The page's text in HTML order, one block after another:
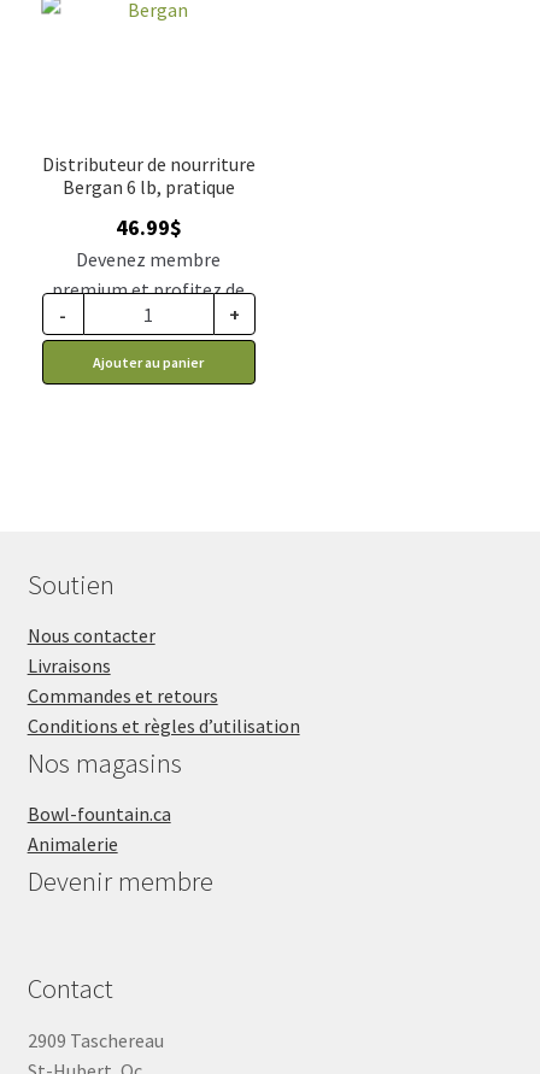
Distributeur de nourriture
Bergan 6 lb, pratique
46.99$
Devenez membre
premium et profitez de
ce prix rabais : 38.77$ CA
- +
Ajouter au panier
Soutien
Nous contacter
Livraisons
Commandes et retours
Conditions et règles d’utilisation
Nos magasins
Bowl-fountain.ca
Animalerie
Devenir membre
Contact
2909 Taschereau